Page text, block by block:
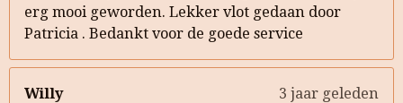
erg mooi geworden. Lekker vlot gedaan door
Patricia . Bedankt voor de goede service
Willy
3 jaar geleden